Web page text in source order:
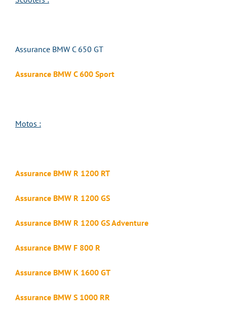
Assurance BMW C 650 GT
Assurance BMW C 600 Sport
Motos :
Assurance BMW R 1200 RT
Assurance BMW R 1200 GS
Assurance BMW R 1200 GS Adventure
Assurance BMW F 800 R
Assurance BMW K 1600 GT
Assurance BMW S 1000 RR